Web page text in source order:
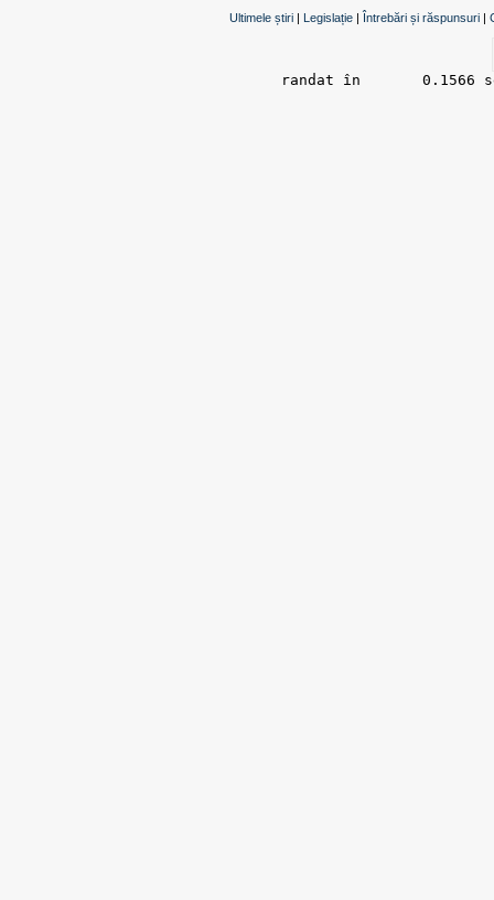
Ultimele știri | Legislație | Întrebări și răspunsuri |
randat în